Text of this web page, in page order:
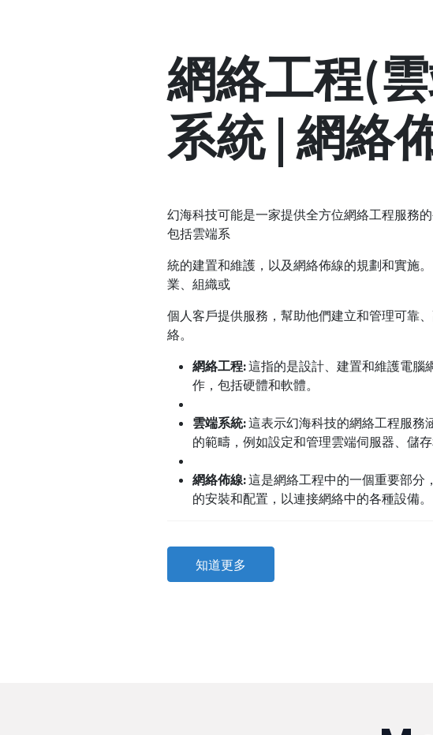
網絡工程(
系統 | 網絡
幻海科技可能是一家提供全方位網絡工程服務
包括雲端系
統的建置和維護，以及網絡佈線的規劃和實施
業、組織或
個人客戶提供服務，幫助他們建立和管理可靠
絡。
網絡工程:這指的是設計、建置和維護電腦
作，包括硬體和軟體。
雲端系統:這表示幻海科技的網絡工程服務
的範疇，例如設定和管理雲端伺服器、儲存
網絡佈線:這是網絡工程中的一個重要部分
的安裝和配置，以連接網絡中的各種設備。
知道更多